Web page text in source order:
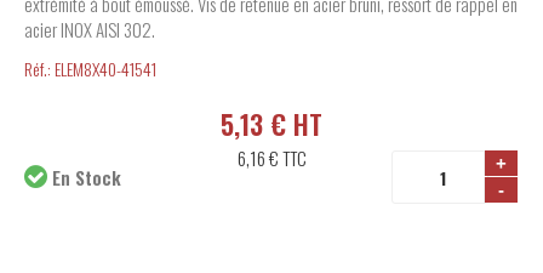
acier INOX AISI 302.
Réf.: ELEM8X40-41541
5,13 € HT
6,16 €TTC
+
-
En Stock